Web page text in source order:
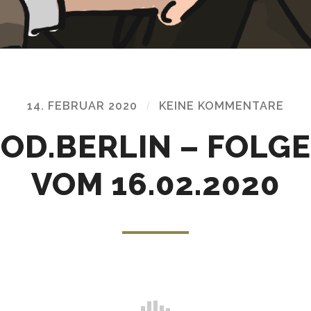
14. FEBRUAR 2020 / KEINE KOMMENTARE
–
VOM 16.02.2020